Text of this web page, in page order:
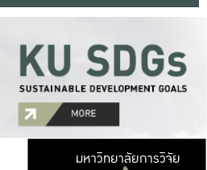
มหาวิ
มหาวิทยาลัยการวิจัย